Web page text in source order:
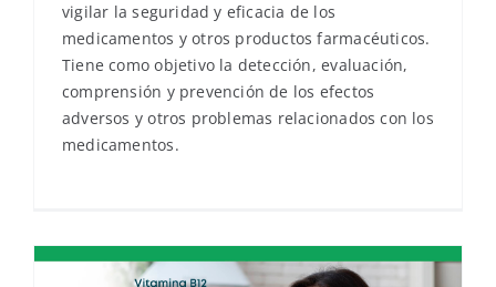
vigilar la seguridad y eficacia de los
medicamentos y otros productos farmacéuticos.
Tiene como objetivo la detección, evaluación,
comprensión y prevención de los efectos
adversos y otros problemas relacionados con los
medicamentos.